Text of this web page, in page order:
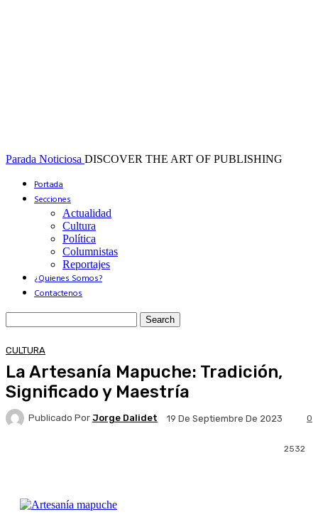
Parada Noticiosa DISCOVER THE ART OF PUBLISHING
Portada
Secciones
Actualidad
Cultura
Política
Columnistas
Reportajes
¿Quienes Somos?
Contactenos
CULTURA
La Artesanía Mapuche: Tradición,
Significado y Maestría
Publicado Por Jorge Dalidet 19 De Septiembre De 2023 0
2532